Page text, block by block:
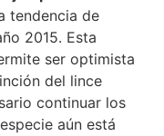
tendencia de
2015. Esta
ser optimista
del lince
continuar los
aún está